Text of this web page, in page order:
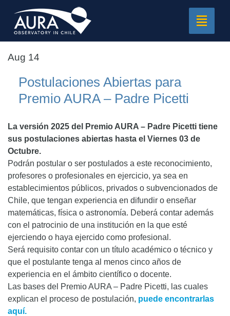
Toggle
Aug 14
Postulaciones Abiertas para
Premio AURA – Padre Picetti
La versión 2025 del Premio AURA – Padre Picetti tiene
sus postulaciones abiertas hasta el Viernes 03 de
Octubre.
Podrán postular o ser postulados a este reconocimiento,
profesores o profesionales en ejercicio, ya sea en
establecimientos públicos, privados o subvencionados de
Chile, que tengan experiencia en difundir o enseñar
matemáticas, física o astronomía. Deberá contar además
con el patrocinio de una institución en la que esté
ejerciendo o haya ejercido como profesional.
Será requisito contar con un título académico o técnico y
que el postulante tenga al menos cinco años de
experiencia en el ámbito científico o docente.
Las bases del Premio AURA – Padre Picetti, las cuales
explican el proceso de postulación, puede encontrarlas
aquí.